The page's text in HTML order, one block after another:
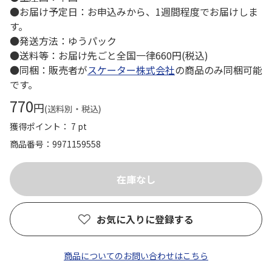
●お届け予定日：お申込みから、1週間程度でお届けしま
す。
●発送方法：ゆうパック
●送料等：お届け先ごと全国一律660円(税込)
●同梱：販売者がスケーター株式会社の商品のみ同梱可能
です。
770円(送料別・税込)
獲得ポイント： 7 pt
商品番号
9971159558
お気に入りに登録する
商品についてのお問い合わせはこちら